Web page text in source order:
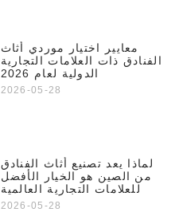
معايير اختيار موردي أثاث
الفنادق ذات العلامات التجارية
الدولية لعام 2026
2026-05-28
لماذا يعد تصنيع أثاث الفنادق
من الصين هو الخيار الأفضل
للعلامات التجارية العالمية
2026-05-28